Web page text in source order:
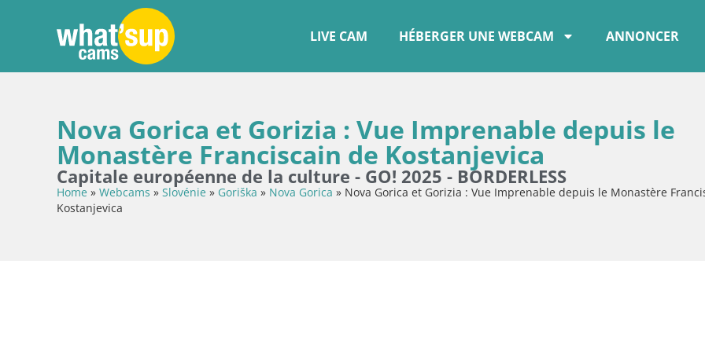
LIVE CAM HÉBERGER UNE WEBCAM ANNONCER
Nova Gorica et Gorizia : Vue Imprenable depuis le
Monastère Franciscain de Kostanjevica
Capitale européenne de la culture - GO! 2025 - BORDERLESS
Home » Webcams » Slovénie » Goriška » Nova Gorica » Nova Gorica et Gorizia : Vue Imprenable depuis le Monastère
Kostanjevica